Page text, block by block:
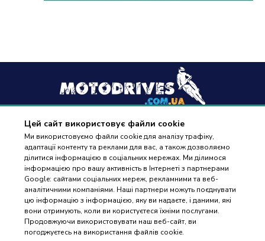
Цей сайт використовує файли cookie
Ми використовуємо файли cookie для аналізу трафіку,
адаптації контенту та реклами для вас, а також дозволяємо
ділитися інформацією в соціальних мережах. Ми ділимося
інформацією про вашу активність в Інтернеті з партнерами
Google: сайтами соціальних мереж, рекламними та веб-
аналітичними компаніями. Наші партнери можуть поєднувати
цю інформацію з інформацією, яку ви надаєте, і даними, які
вони отримують, коли ви користуєтеся їхніми послугами.
Продовжуючи використовувати наш веб-сайт, ви
погоджуєтесь на використання файлів cookie.
+38(096) 488 77 88
дзвінки приймаються в робочі дні з 9:00 до 18:00
Оплата та доставка
ПІДБІР
ЗАПЧАСТИН